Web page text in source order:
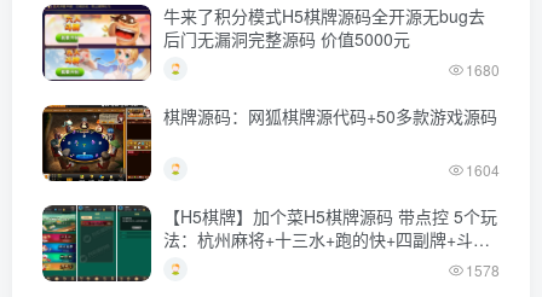
牛来了积分模式H5棋牌源码全开源无bug去
后门无漏洞完整源码 价值5000元
1680
棋牌源码：网狐棋牌源代码+50多款游戏源码
1604
【H5棋牌】加个菜H5棋牌源码 带点控 5个玩
法：杭州麻将+十三水+跑的快+四副牌+斗地
主
1578